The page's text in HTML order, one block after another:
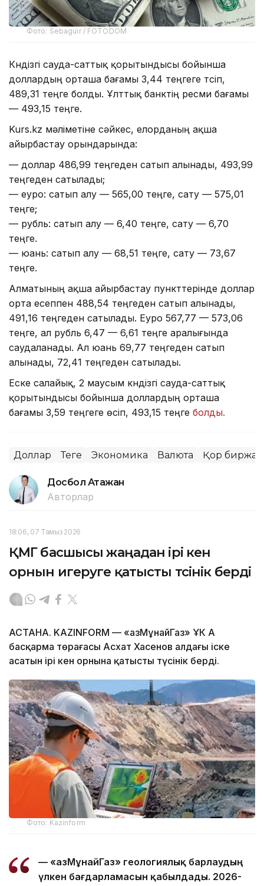
Фото: Sebaguir / FOTODOM
Күндізгі сауда-саттық қорытындысы бойынша
доллардың орташа бағамы 3,44 теңгеге түсіп,
489,31 теңге болды. Ұлттық банктің ресми бағамы
— 493,15 теңге.
Kurs.kz мәліметіне сәйкес, елорданың ақша
айырбастау орындарында:
— доллар 486,99 теңгеден сатып алынады, 493,99
теңгеден сатылады;
— еуро: сатып алу — 565,00 теңге, сату — 575,01
теңге;
— рубль: сатып алу — 6,40 теңге, сату — 6,70
теңге.
— юань: сатып алу — 68,51 теңге, сату — 73,67
теңге.
Алматының ақша айырбастау пункттерінде доллар
орта есеппен 488,54 теңгеден сатып алынады,
491,16 теңгеден сатылады. Еуро 567,77 — 573,06
теңге, ал рубль 6,47 — 6,61 теңге аралығында
саудаланады. Ал юань 69,77 теңгеден сатып
алынады, 72,41 теңгеден сатылады.
Еске салайық, 2 маусым күндізгі сауда-саттық
қорытындысы бойынша доллардың орташа
бағамы 3,59 теңгеге өсіп, 493,15 теңге болды.
Доллар Теңге Экономика Валюта Қор
Досбол Атажан
Авторлар
18:06, 07 Тамыз 2026
ҚМГ басшысы жаңадан ірі кен
орнын игеруге қатысты түсінік берді
АСТАНА. KAZINFORM — «ҚазМұнайГаз» ҰК АҚ
басқарма төрағасы Асхат Хасенов алдағы іске
асатын ірі кен орнына қатысты түсінік берді.
Фото: Kazinform
— «ҚазМұнайГаз» геологиялық барлаудың
үлкен бағдарламасын қабылдады. 2026-